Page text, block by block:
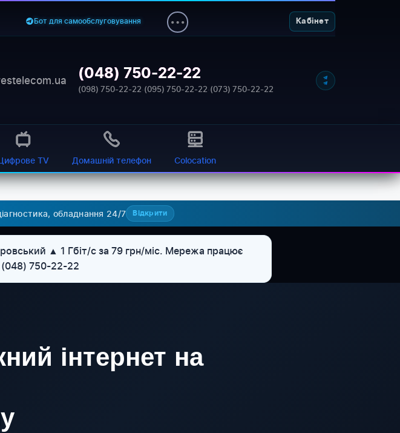
Бот для самообслуговування Кабінет
(048) 750-22-22
(098) 750-22-22·(095) 750-22-22·(073) 750-22-22
TV Домашній телефон Colocation
обладнання 24/7 Відкрити
▲ 1 Гбіт/с за 79 грн/міс. Мережа працює
(048) 750-22-22
NETWORK_STATUS: ONLINE
інтернет на